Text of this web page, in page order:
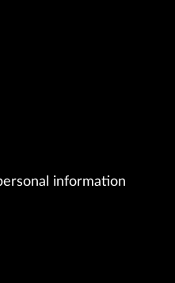
information